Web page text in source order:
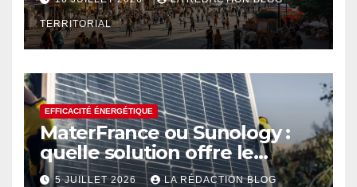
TERRITORIAL
EFFICACITÉ ÉNERGÉTIQUE
MaterFrance ou Sunology :
quelle solution offre le
meilleur rendement ?
5 JUILLET 2026 LA RÉDACTION BLOG